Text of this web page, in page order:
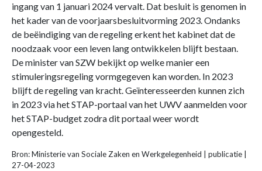
ingang van 1 januari 2024 vervalt. Dat besluit is genomen in
het kader van de voorjaarsbesluitvorming 2023. Ondanks
de beëindiging van de regeling erkent het kabinet dat de
noodzaak voor een leven lang ontwikkelen blijft bestaan.
De minister van SZW bekijkt op welke manier een
stimuleringsregeling vormgegeven kan worden. In 2023
blijft de regeling van kracht. Geïnteresseerden kunnen zich
in 2023 via het STAP-portaal van het UWV aanmelden voor
het STAP-budget zodra dit portaal weer wordt
opengesteld.
Bron: Ministerie van Sociale Zaken en Werkgelegenheid | publicatie |
27-04-2023